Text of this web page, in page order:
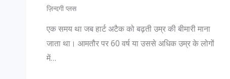
ज़िन्दगी प्लस
एक समय था जब हार्ट अटैक को बढ़ती उम्र की बीमारी माना
जाता था। आमतौर पर 60 वर्ष या उससे अधिक उम्र के लोगों
में…